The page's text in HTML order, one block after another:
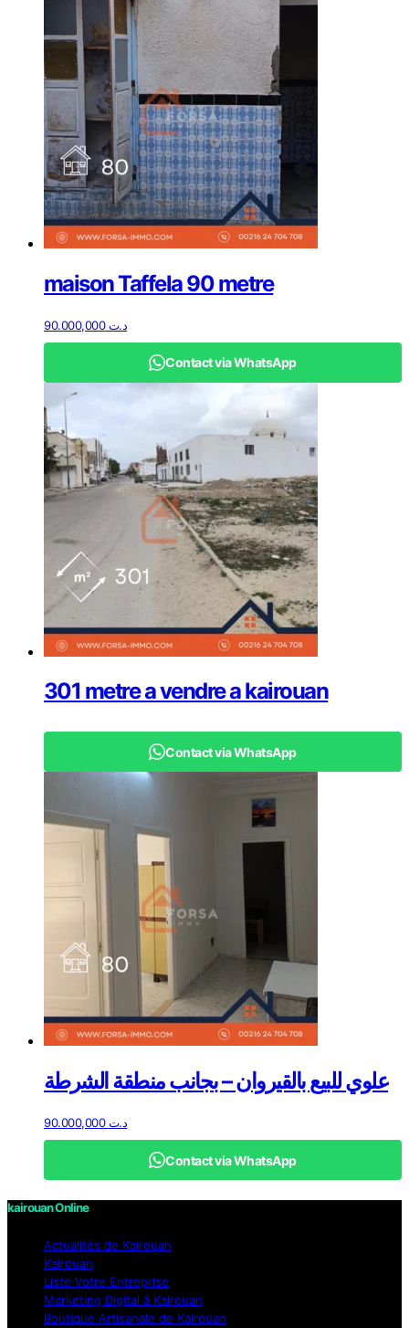
maison Taffela 90 metre
د.ت90.000,000
Contact via WhatsApp
301 metre a vendre a kairouan
Contact via WhatsApp
علوي للبيع بالقيروان – بجانب منطقة الشرطة
د.ت90.000,000
Contact via WhatsApp
kairouan Online
Actualités de Kairouan
Kairouan
Liste Votre Entreprise
Marketing Digital à Kairouan
Boutique Artisanale de Kairouan